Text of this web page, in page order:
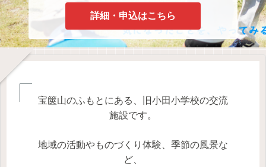
詳細・申込はこちら
宝篋山のふもとにある、旧小田小学校の交流
施設です。
地域の活動やものづくり体験、季節の風景な
ど、